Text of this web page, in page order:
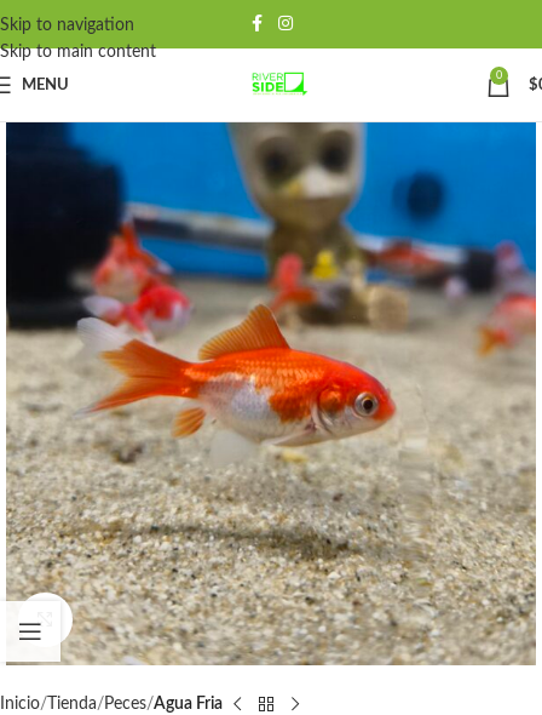
Skip to navigation
Skip to main content
MENU
0
$
Click to enlarge
Inicio Tienda Peces Agua Fria